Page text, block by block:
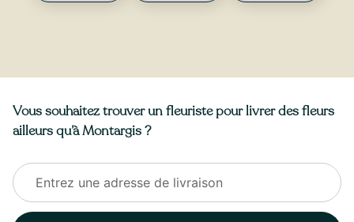
Vous souhaitez trouver un fleuriste pour livrer des fleurs
ailleurs qu’à Montargis ?